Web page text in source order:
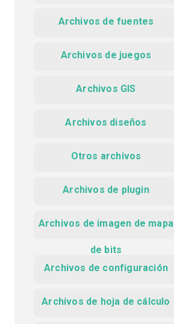
Archivos de fuentes
Archivos de juegos
Archivos GIS
Archivos diseños
Otros archivos
Archivos de plugin
Archivos de imagen de mapa
de bits
Archivos de configuración
Archivos de hoja de cálculo